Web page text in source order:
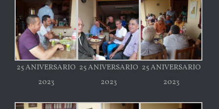
25 ANIVERSARIO
2023
25 ANIVERSARIO
2023
25 ANIVERSARIO
2023